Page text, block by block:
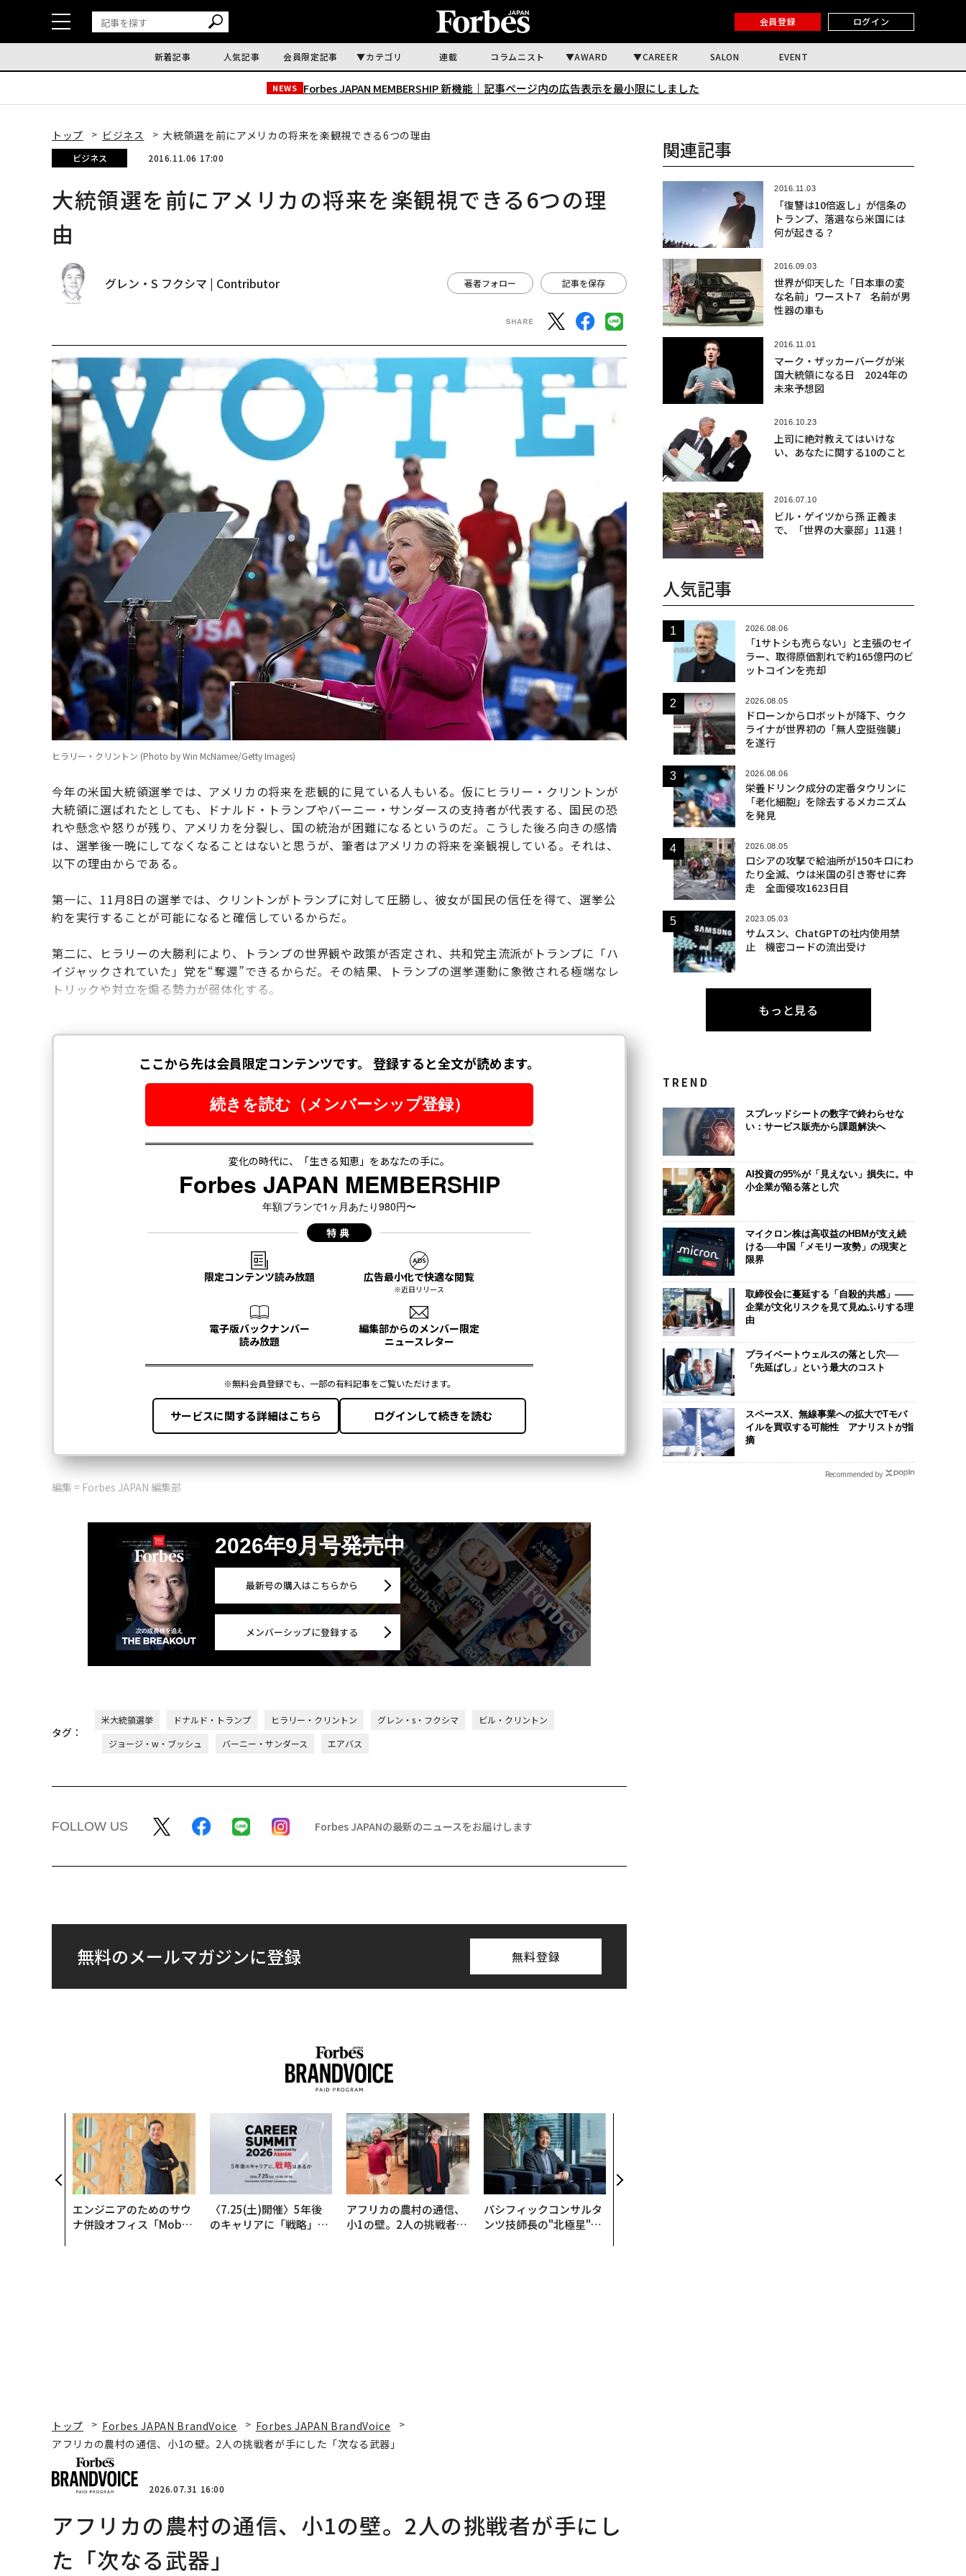
会員登録 ログイン
新着記事 人気記事 会員限定記事 カテゴリ 連載 コラムニスト AWARD CAREER SALON EVENT
NEWS Forbes JAPAN MEMBERSHIP 新機能｜ 記事ページ内の広告表示を最小限にしました
トップ ビジネス 大統領選を前にアメリカの将来を楽観視できる6つの理由
ビジネス 2016.11.06 17:00
大統領選を前にアメリカの将来を楽観視できる6つの理
由
グレン・S フクシマ | Contributor 著者フォロー 記事を保存
ヒラリー・クリントン (Photo by Win McNamee/Getty Images)
今年の米国大統領選挙では、アメリカの将来を悲観的に見ている人もいる。仮にヒラリー・クリントンが
大統領に選ばれたとしても、ドナルド・トランプやバーニー・サンダースの支持者が代表する、国民の恐
れや懸念や怒りが残り、アメリカを分裂し、国の統治が困難になるというのだ。こうした後ろ向きの感情
は、選挙後一晩にしてなくなることはないと思うが、筆者はアメリカの将来を楽観視している。それは、
以下の理由からである。
第一に、11月8日の選挙では、クリントンがトランプに対して圧勝し、彼女が国民の信任を得て、選挙公
約を実行することが可能になると確信しているからだ。
第二に、ヒラリーの大勝利により、トランプの世界観や政策が否定され、共和党主流派がトランプに「ハ
イジャックされていた」党を“奪還”できるからだ。その結果、トランプの選挙運動に象徴される極端なレ
トリックや対立を煽る勢力が弱体化する。
編集 = Forbes JAPAN 編集部
2026年9月号発売中
最新号の購入はこちらから
メンバーシップに登録する
タグ：
米大統領選挙 ドナルド・トランプ ヒラリー・クリントン グレン・s・フクシマ
ビル・クリントン
ジョージ・w・ブッシュ
バーニー・サンダース エアバス
FOLLOW US Forbes JAPANの最新のニュースをお届けします
無料のメールマガジンに登録 無料登録
エンジニアのためのサウ
ナ併設オフィス「Mobiu
〈7.25(土)開催〉5年後
のキャリアに「戦略」は
アフリカの農村の通信、
小1の壁。2人の挑戦者が
パシフィックコンサルタ
ンツ技師長の"北極星"。
関連記事
2016.11.03
「復讐は10倍返し」が信条の
トランプ、落選なら米国には
何が起きる？
2016.09.03
世界が仰天した「日本車の変
な名前」ワースト7 名前が男
性器の車も
2016.11.01
マーク・ザッカーバーグが米
国大統領になる日 2024年の
未来予想図
2016.10.23
上司に絶対教えてはいけな
い、あなたに関する10のこと
2016.07.10
ビル・ゲイツから孫 正義ま
で、「世界の大豪邸」11選！
人気記事
2026.08.06
「1サトシも売らない」と主張のセイ
ラー、取得原価割れで約165億円のビ
ットコインを売却
2026.08.05
ドローンからロボットが降下、ウク
ライナが世界初の「無人空挺強襲」
を遂行
2026.08.06
栄養ドリンク成分の定番タウリンに
「老化細胞」を除去するメカニズム
を発見
2026.08.05
ロシアの攻撃で給油所が150キロにわ
たり全滅、ウは米国の引き寄せに奔
走 全面侵攻1623日目
2023.05.03
サムスン、ChatGPTの社内使用禁
止 機密コードの流出受け
もっと見る
TREND
スプレッドシートの数字で終わらせな
い：サービス販売から課題解決へ
AI投資の95%が「見えない」損失に。中
小企業が陥る落とし穴
マイクロン株は高収益のHBMが支え続
ける──中国「メモリー攻勢」の現実と
限界
取締役会に蔓延する「自殺的共感」――
企業が文化リスクを見て見ぬふりする理
由
プライベートウェルスの落とし穴──
「先延ばし」という最大のコスト
スペースX、無線事業への拡大でTモバ
イルを買収する可能性 アナリストが指
摘
Recommended by
トップ Forbes JAPAN BrandVoice
Forbes JAPAN BrandVoice
アフリカの農村の通信、小1の壁。2人の挑戦者が手にした「次なる武器」
2026.07.31 16:00
アフリカの農村の通信、小1の壁。2人の挑戦者が手にし
た「次なる武器」